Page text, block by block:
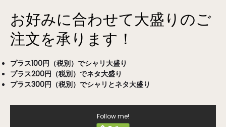
お好みに合わせて大盛りのご
注文を承ります！
プラス100円（税別）でシャリ大盛り
プラス200円（税別）でネタ大盛り
プラス300円（税別）でシャリとネタ大盛り
Follow me!